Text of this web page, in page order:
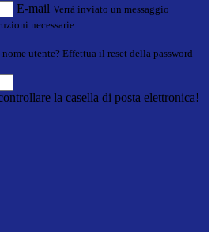
E-mail Verrà inviato un messaggio
necessarie.
utente? Effettua il reset della password
la casella di posta elettronica!